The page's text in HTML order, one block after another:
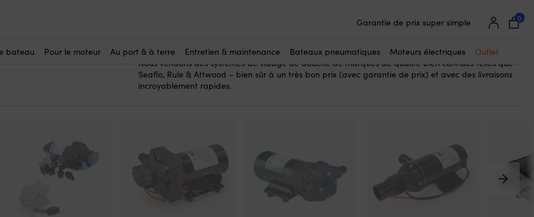
Garantie de prix super simple
0
bateau Pour le moteur Au port & à terre Entretien & maintenance Bateaux pneumatiques Moteurs électriques Outlet
Ici, vous achetez des systèmes de vidage de douche – une sorte d’équivalent à un siphon de sol
dans le récipient et pompée vers, par exemple, un réservoir d’eaux grises.
Nous vendons des systèmes de vidage de douche de marques de qualité bien connues telles que
Seaflo, Rule & Attwood – bien sûr à un très bon prix (avec garantie de prix) et avec des livraisons
incroyablement rapides.